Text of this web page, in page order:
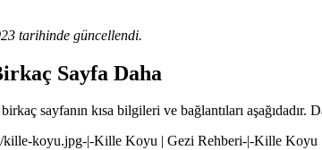
tarihinde güncellendi.
Sayfa Daha
sayfanın kısa bilgileri ve bağlantıları aşağıdadır.
koyu.jpg-|-Kille Koyu | Gezi Rehberi-|-Kille Koyu